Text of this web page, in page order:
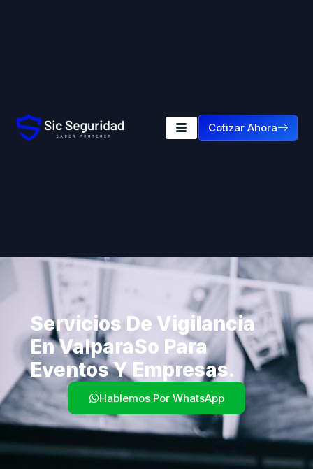
Cotizar Ahora
Servicios De Vigilancia
En Valparaso Para
Eventos Y Empresas.
Hablemos Por WhatsApp